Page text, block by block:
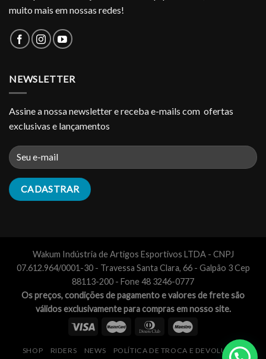
muito mais em nossas redes!
NEWSLETTER
Assine a nossa newsletter e receba e-mails com ofertas
exclusivas e lançamentos
Wakum Indústria de Artigos Esportivos LTDA - CNPJ
07.612.964/0001-30 - Travessa Santa Clara, 66 - Galpão 3 Cep
88113-200 - Fone 48 3246-0777
Os preços, condições de pagamento e valores de frete são
válidos exclusivamente para compras em nosso site.
SHOP RIDERS NEWS POLÍTICA DE TROCA E DEVOLUÇÃO